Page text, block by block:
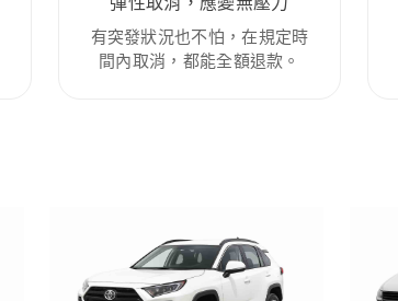
有突發狀況也不怕，在規定時
間內取消，都能全額退款。